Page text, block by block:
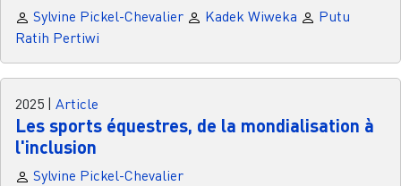
Sylvine Pickel-Chevalier Kadek Wiweka
Putu
Ratih Pertiwi
2025 Article
Les sports équestres, de la mondialisation à
l'inclusion
Sylvine Pickel-Chevalier